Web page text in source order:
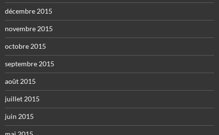
décembre 2015
novembre 2015
octobre 2015
septembre 2015
août 2015
juillet 2015
juin 2015